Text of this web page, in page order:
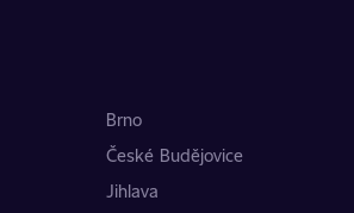
Brno
České Budějovice
Jihlava